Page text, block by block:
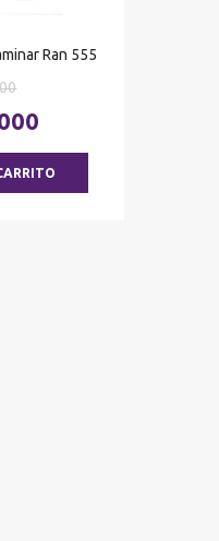
Ran 555
El
precio
original